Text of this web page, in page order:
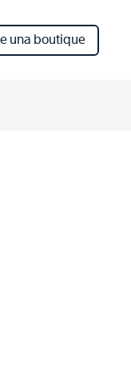
una boutique